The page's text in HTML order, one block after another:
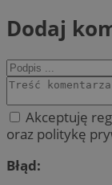
Dodaj
Akceptuję
oraz politykę
Błąd: